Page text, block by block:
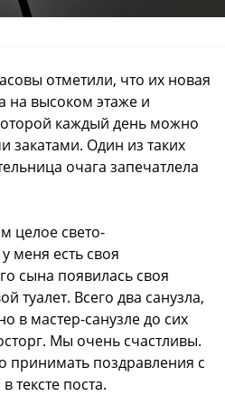
отметили, что их новая
на высоком этаже и
каждый день можно
закатами. Один из таких
очага запечатлела
целое свето-
меня есть своя
сына появилась своя
туалет. Всего два санузла,
в мастер-санузле до сих
Мы очень счастливы.
поздравления с
тексте поста.